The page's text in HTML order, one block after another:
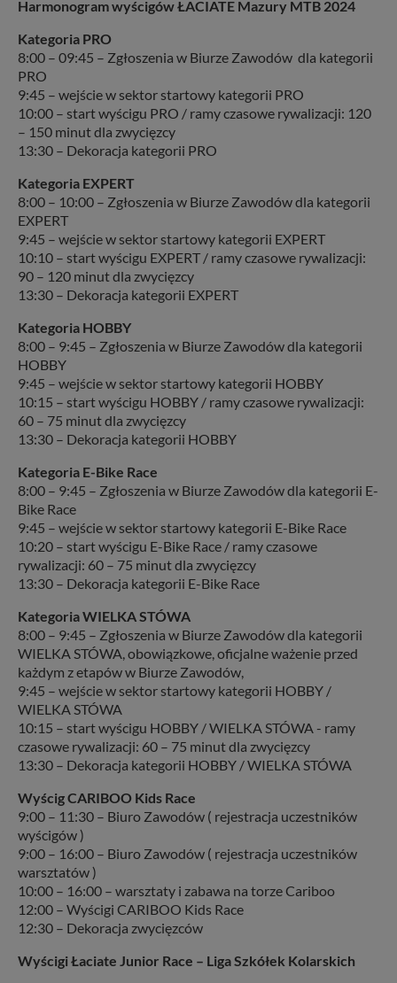
Harmonogram wyścigów ŁACIATE Mazury MTB 2024
Kategoria PRO
8:00 – 09:45 – Zgłoszenia w Biurze Zawodów dla kategorii
PRO
9:45 – wejście w sektor startowy kategorii PRO
10:00 – start wyścigu PRO / ramy czasowe rywalizacji: 120
– 150 minut dla zwycięzcy
13:30 – Dekoracja kategorii PRO
Kategoria EXPERT
8:00 – 10:00 – Zgłoszenia w Biurze Zawodów dla kategorii
EXPERT
9:45 – wejście w sektor startowy kategorii EXPERT
10:10 – start wyścigu EXPERT / ramy czasowe rywalizacji:
90 – 120 minut dla zwycięzcy
13:30 – Dekoracja kategorii EXPERT
Kategoria HOBBY
8:00 – 9:45 – Zgłoszenia w Biurze Zawodów dla kategorii
HOBBY
9:45 – wejście w sektor startowy kategorii HOBBY
10:15 – start wyścigu HOBBY / ramy czasowe rywalizacji:
60 – 75 minut dla zwycięzcy
13:30 – Dekoracja kategorii HOBBY
Kategoria E-Bike Race
8:00 – 9:45 – Zgłoszenia w Biurze Zawodów dla kategorii E-
Bike Race
9:45 – wejście w sektor startowy kategorii E-Bike Race
10:20 – start wyścigu E-Bike Race / ramy czasowe
rywalizacji: 60 – 75 minut dla zwycięzcy
13:30 – Dekoracja kategorii E-Bike Race
Kategoria WIELKA STÓWA
8:00 – 9:45 – Zgłoszenia w Biurze Zawodów dla kategorii
WIELKA STÓWA, obowiązkowe, oficjalne ważenie przed
każdym z etapów w Biurze Zawodów,
9:45 – wejście w sektor startowy kategorii HOBBY /
WIELKA STÓWA
10:15 – start wyścigu HOBBY / WIELKA STÓWA - ramy
czasowe rywalizacji: 60 – 75 minut dla zwycięzcy
13:30 – Dekoracja kategorii HOBBY / WIELKA STÓWA
Wyścig CARIBOO Kids Race
9:00 – 11:30 – Biuro Zawodów ( rejestracja uczestników
wyścigów )
9:00 – 16:00 – Biuro Zawodów ( rejestracja uczestników
warsztatów )
10:00 – 16:00 – warsztaty i zabawa na torze Cariboo
12:00 – Wyścigi CARIBOO Kids Race
12:30 – Dekoracja zwycięzców
Wyścigi Łaciate Junior Race – Liga Szkółek Kolarskich